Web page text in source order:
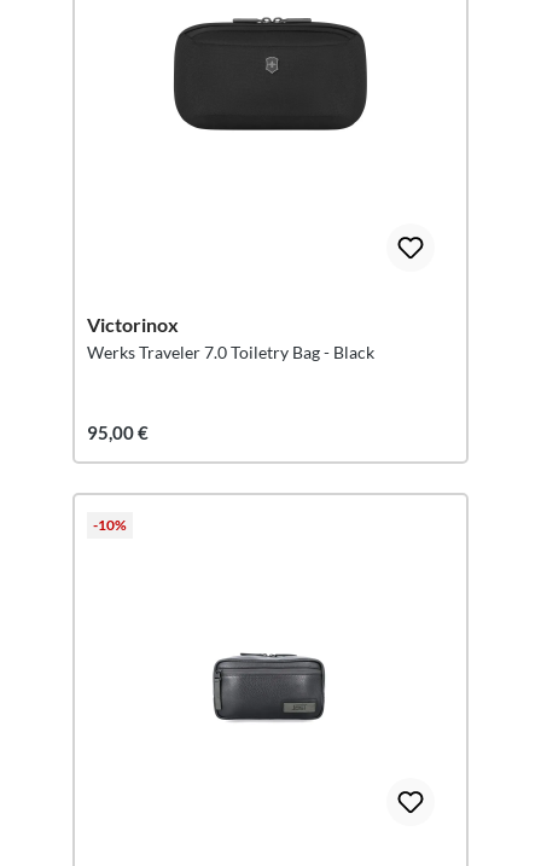
Victorinox
Werks Traveler 7.0 Toiletry Bag - Black
95,00 €
-10%